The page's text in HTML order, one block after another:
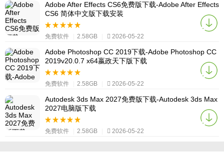
Adobe After Effects CS6免费版下载-Adobe After Effects
CS6 简体中文版下载安装
免费软件 2.58GB 2026-05-22
Adobe Photoshop CC 2019下载-Adobe Photoshop CC
2019v20.0.7 x64嬴政天下版下载
免费软件 2.58GB 2026-05-22
Autodesk 3ds Max 2027免费版下载-Autodesk 3ds Max
2027电脑版下载
免费软件 2.58GB 2026-05-22